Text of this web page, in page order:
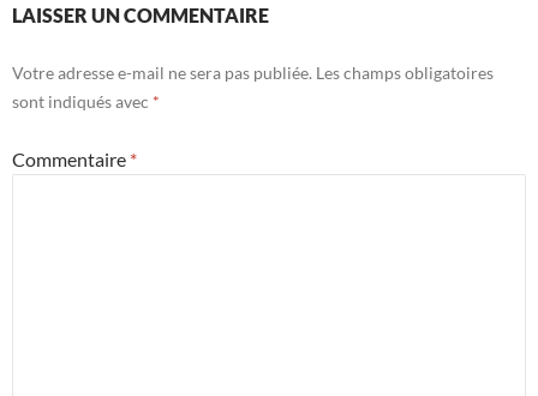
LAISSER UN COMMENTAIRE
Votre adresse e-mail ne sera pas publiée. Les champs obligatoires
sont indiqués avec *
Commentaire *